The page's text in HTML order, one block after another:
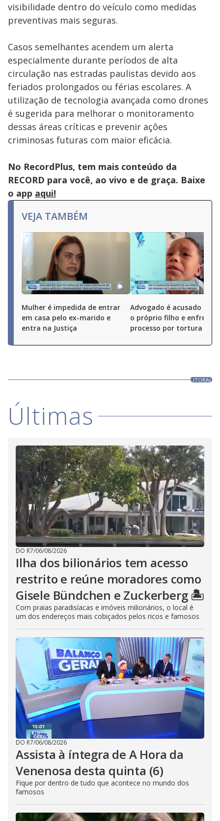
visibilidade dentro do veículo como medidas
preventivas mais seguras.
Casos semelhantes acendem um alerta
especialmente durante períodos de alta
circulação nas estradas paulistas devido aos
feriados prolongados ou férias escolares. A
utilização de tecnologia avançada como drones
é sugerida para melhorar o monitoramento
dessas áreas críticas e prevenir ações
criminosas futuras com maior eficácia.
No RecordPlus, tem mais conteúdo da
RECORD para você, ao vivo e de graça. Baixe
o app aqui!
VEJA TAMBÉM
Mulher é impedida de entrar
em casa pelo ex-marido e
entra na Justiça
Advogado é acusado de
o próprio filho e enfrenta
processo por tortura
LITORAL
Últimas
DO R7/06/08/2026
Ilha dos bilionários tem acesso
restrito e reúne moradores como
Gisele Bündchen e Zuckerberg 🏝️
Com praias paradisíacas e imóveis milionários, o local é
um dos endereços mais cobiçados pelos ricos e famosos
DO R7/06/08/2026
Assista à íntegra de A Hora da
Venenosa desta quinta (6)
Fique por dentro de tudo que acontece no mundo dos
famosos